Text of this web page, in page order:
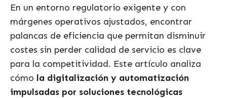
En un entorno regulatorio exigente y con
márgenes operativos ajustados, encontrar
palancas de eficiencia que permitan disminuir
costes sin perder calidad de servicio es clave
para la competitividad. Este artículo analiza
cómo la digitalización y automatización
impulsadas por soluciones tecnológicas